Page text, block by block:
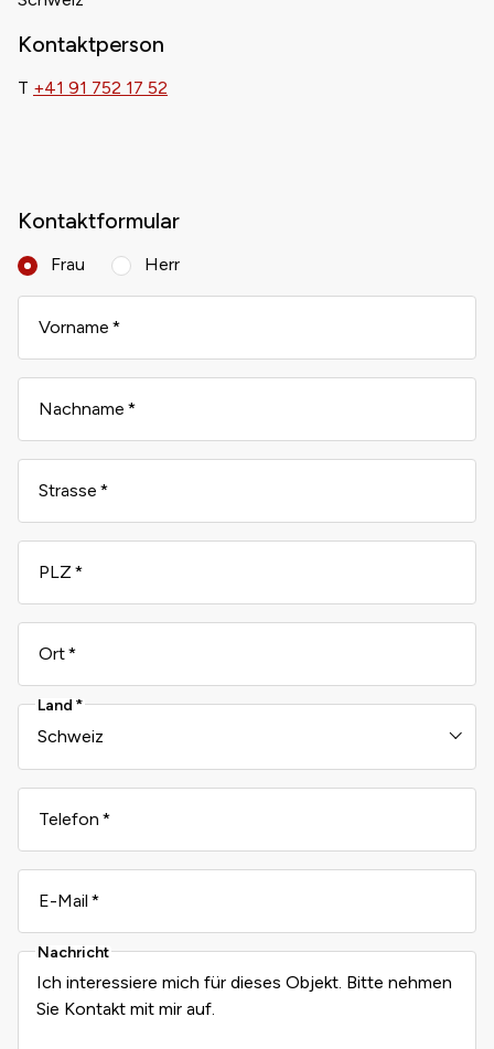
Kontaktperson
T +41 91 752 17 52
Kontaktformular
Frau Herr
Vorname
Nachname
Strasse
PLZ
Ort
Land
Telefon
E-Mail
Nachricht